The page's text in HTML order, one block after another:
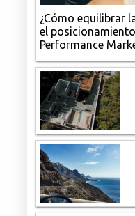
¿Cómo equilibrar
el
Performance